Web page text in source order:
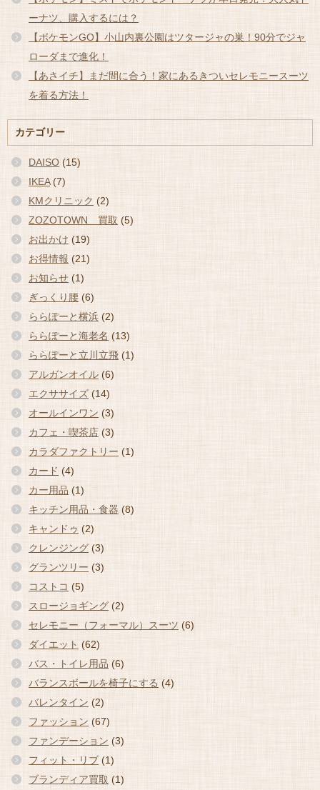
ーナツ、購入するには？
【ポケモンGO】小山内裏公園はツタージャの巣！90分でジャ
ローダまで進化！
【あさイチ】まだ間に合う！家にあるきついセレモニースーツ
を着る方法！
カテゴリー
DAISO (15)
IKEA(7)
KMクリニック (2)
ZOZOTOWN 買取 (5)
お出かけ (19)
お得情報 (21)
お知らせ (1)
ぎっくり腰 (6)
ららぽーと横浜 (2)
ららぽーと海老名 (13)
ららぽーと立川立飛 (1)
アルガンオイル (6)
エクササイズ (14)
オールインワン (3)
カフェ・喫茶店 (3)
カラダファクトリー (1)
カード (4)
カー用品 (1)
キッチン用品・食器 (8)
キャンドゥ (2)
クレンジング (3)
グランツリー (3)
コストコ (5)
スロージョギング (2)
セレモニー（フォーマル）スーツ (6)
ダイエット (62)
バス・トイレ用品 (6)
バランスボールを椅子にする (4)
バレンタイン (2)
ファッション (67)
ファンデーション (3)
フィット・リブ (1)
ブランディア買取 (1)